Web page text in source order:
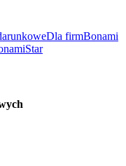
Dla firmBonami